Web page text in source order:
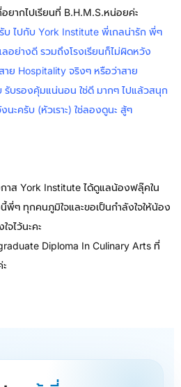
ยากไปเรียนที่ B.H.M.S.หน่อยค่ะ
บ ไปกับ York Institute พี่เกลน่ารัก พี่ๆ
อย่างดี รวมถึงโรงเรียนก็ไม่ผิดหวัง
ย Hospitality จริงๆ หรือว่าสาย
บรองคุ้มแน่นอน ใช่ดี มากๆ ไปแล้วสนุก
นะครับ (หัวเราะ) ใช่ลองดูนะ สู้ๆ
ส York Institute ได้ดูแลน้องฟลุ๊คใน
พี่ๆ ทุกคนภูมิใจและขอเป็นกำลังใจให้น้อง
จไว้นะคะ
Diploma In Culinary Arts ที่
ะ